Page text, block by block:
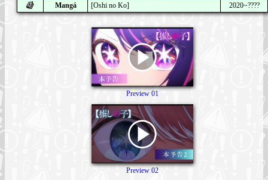
Mangá
[Oshi no Ko] 2020~????
Preview 01
Preview 02